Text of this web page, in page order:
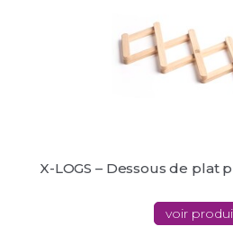
X-LOGS – Dessous de plat
voir